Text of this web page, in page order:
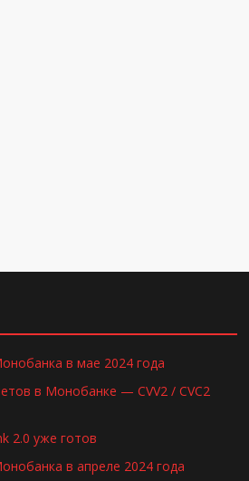
в мае 2024 года
в Монобанке — CVV2 / CVC2
2.0 уже готов
в апреле 2024 года